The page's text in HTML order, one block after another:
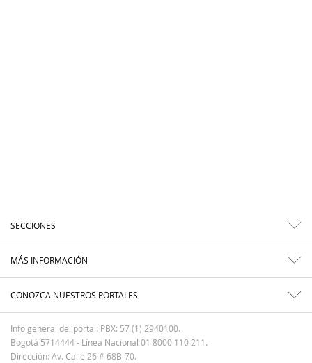
SECCIONES
MÁS INFORMACIÓN
CONOZCA NUESTROS PORTALES
Info general del portal: PBX: 57 (1) 2940100.
Bogotá 5714444 - Línea Nacional 01 8000 110 211.
Dirección: Av. Calle 26 # 68B-70.